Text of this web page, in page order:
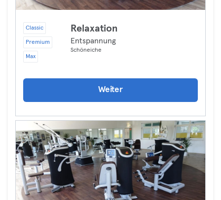
Classic
Premium
Max
Relaxation
Entspannung
Schöneiche
Weiter